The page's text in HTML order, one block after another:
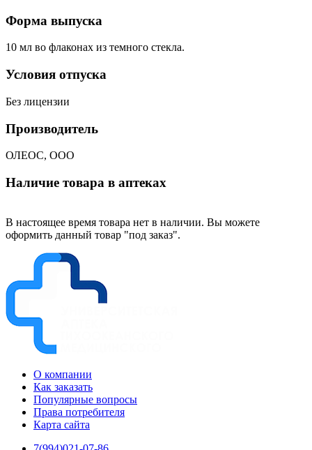
Форма выпуска
10 мл во флаконах из темного стекла.
Условия отпуска
Без лицензии
Производитель
ОЛЕОС, ООО
Наличие товара в аптеках
В настоящее время товара нет в наличии. Вы можете
оформить данный товар "под заказ".
О компании
Как заказать
Популярные вопросы
Права потребителя
Карта сайта